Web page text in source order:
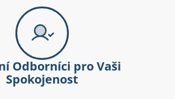
Odborníci pro Vaši
Spokojenost